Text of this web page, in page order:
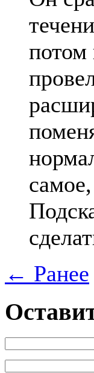
потом
← Ранее